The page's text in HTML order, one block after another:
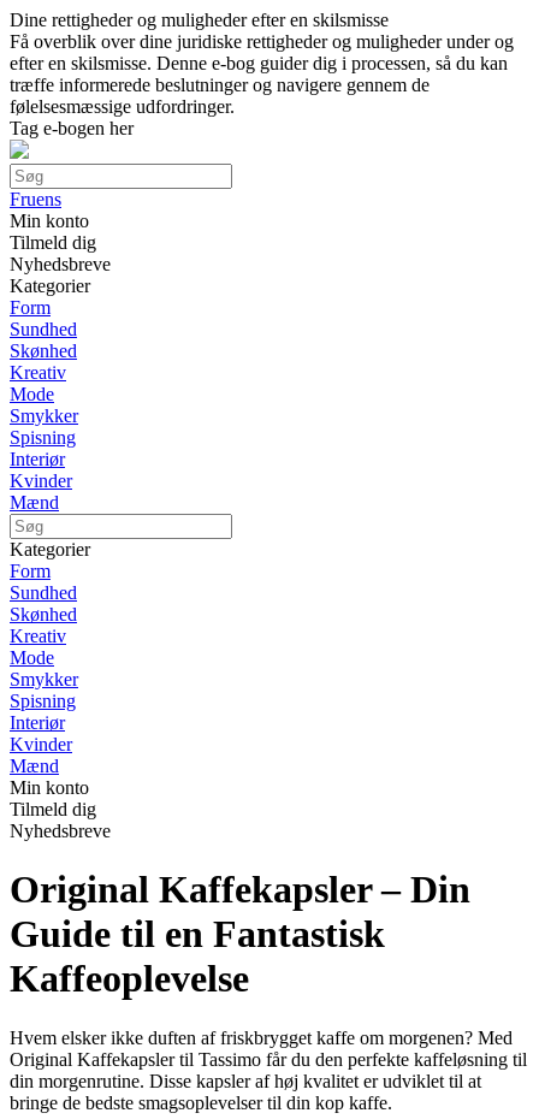
Dine rettigheder og muligheder efter en skilsmisse
Få overblik over dine juridiske rettigheder og muligheder under og
efter en skilsmisse. Denne e-bog guider dig i processen, så du kan
træffe informerede beslutninger og navigere gennem de
følelsesmæssige udfordringer.
Tag e-bogen her
Fruens
Min konto
Tilmeld dig
Nyhedsbreve
Kategorier
Form
Sundhed
Skønhed
Kreativ
Mode
Smykker
Spisning
Interiør
Kvinder
Mænd
Kategorier
Form
Sundhed
Skønhed
Kreativ
Mode
Smykker
Spisning
Interiør
Kvinder
Mænd
Min konto
Tilmeld dig
Nyhedsbreve
Original Kaffekapsler – Din
Guide til en Fantastisk
Kaffeoplevelse
Hvem elsker ikke duften af friskbrygget kaffe om morgenen? Med
Original Kaffekapsler til Tassimo får du den perfekte kaffeløsning til
din morgenrutine. Disse kapsler af høj kvalitet er udviklet til at
bringe de bedste smagsoplevelser til din kop kaffe.